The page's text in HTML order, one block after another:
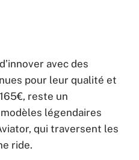
avec des
pour leur qualité et
reste un
légendaires
qui traversent les
ride.